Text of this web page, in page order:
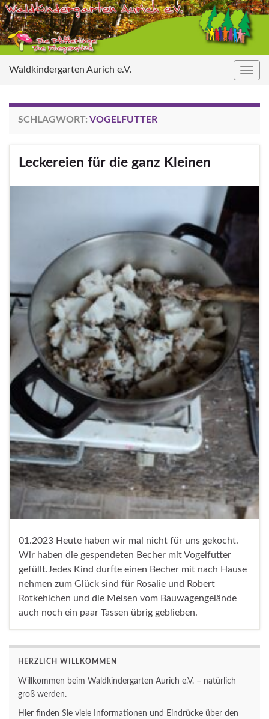
Waldkindergarten Aurich e.V.
SCHLAGWORT: VOGELFUTTER
Leckereien für die ganz Kleinen
01.2023 Heute haben wir mal nicht für uns gekocht.
Wir haben die gespendeten Becher mit Vogelfutter
gefüllt.Jedes Kind durfte einen Becher mit nach Hause
nehmen zum Glück sind für Rosalie und Robert
Rotkehlchen und die Meisen vom Bauwagengelände
auch noch ein paar Tassen übrig geblieben.
HERZLICH WILLKOMMEN
Willkommen beim Waldkindergarten Aurich e.V. – natürlich
groß werden.
Hier finden Sie viele Informationen und Eindrücke über den